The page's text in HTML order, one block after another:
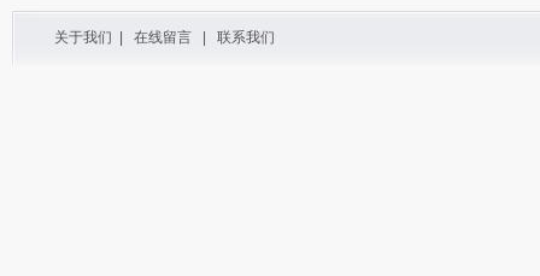
关于我们 在线留言 联系我们